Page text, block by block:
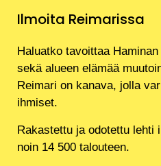
Ilmoita Reimarissa
Haluatko tavoittaa
sekä alueen elämää
Reimari on kanava, jolla
ihmiset.
Rakastettu ja odotettu
noin 14 500 talouteen.